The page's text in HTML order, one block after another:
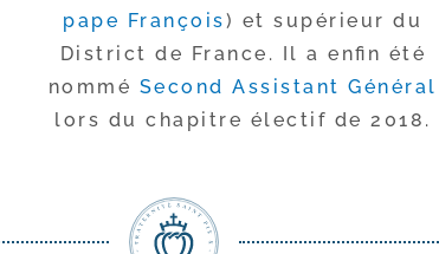
pape François) et supé­rieur du
District de France. Il a enfin été
nom­mé Second Assistant Général
lors du cha­pitre élec­tif de 2018.